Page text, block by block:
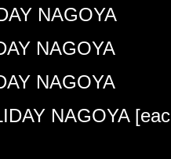
NAGOYA
NAGOYA
NAGOYA
NAGOYA